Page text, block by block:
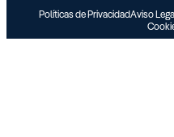
Políticas de PrivacidadAviso